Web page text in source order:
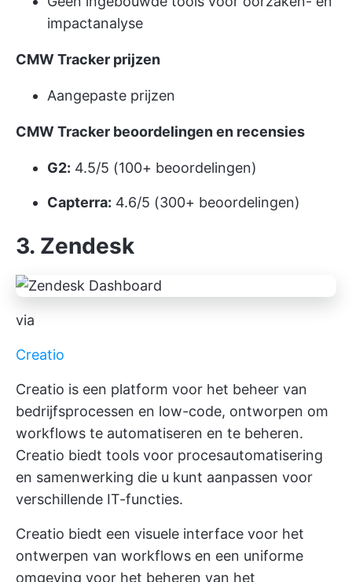
impactanalyse
CMW Tracker prijzen
Aangepaste prijzen
CMW Tracker beoordelingen en recensies
G2: 4.5/5 (100+ beoordelingen)
Capterra: 4.6/5 (300+ beoordelingen)
3. Zendesk
via
Creatio
Creatio is een platform voor het beheer van
bedrijfsprocessen en low-code, ontworpen om
workflows te automatiseren en te beheren.
Creatio biedt tools voor procesautomatisering
en samenwerking die u kunt aanpassen voor
verschillende IT-functies.
Creatio biedt een visuele interface voor het
ontwerpen van workflows en een uniforme
omgeving voor het beheren van het